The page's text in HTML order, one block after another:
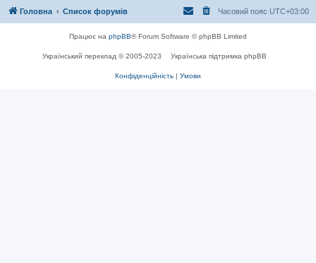
Головна Список форумів Часовий пояс UTC+03:00
Працює на phpBB® Forum Software © phpBB Limited
Український переклад © 2005-2023 Українська підтримка phpBB
Конфіденційність | Умови